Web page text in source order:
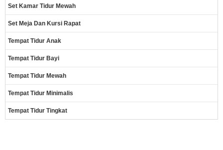
Set Kamar Tidur Mewah
Set Meja Dan Kursi Rapat
Tempat Tidur Anak
Tempat Tidur Bayi
Tempat Tidur Mewah
Tempat Tidur Minimalis
Tempat Tidur Tingkat